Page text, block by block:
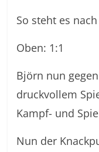
So steht es
Oben: 1:1
Björn nun
druckvollem
Kampf- und
Nun der